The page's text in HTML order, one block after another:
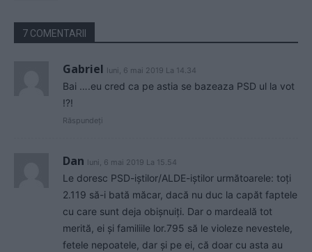
7 COMENTARII
Gabriel luni, 6 mai 2019 La 14.34
Bai ….eu cred ca pe astia se bazeaza PSD ul la vot
!?!
Răspundeți
Dan luni, 6 mai 2019 La 15.54
Le doresc PSD-iștilor/ALDE-iștilor următoarele: toți
2.119 să-i bată măcar, dacă nu duc la capăt faptele
cu care sunt deja obișnuiți. Dar o mardeală tot
merită, ei și familiile lor.795 să le violeze nevestele,
fetele nepoatele, dar și pe ei, că doar cu asta au